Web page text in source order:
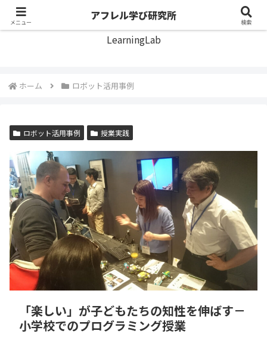
アフレル学び研究所
LearningLab
ホーム ロボット活用事例
ロボット活用事例 授業実践
「楽しい」が子どもたちの知性を伸ばす－
小学校でのプログラミング授業
メニュー
アフレル学び研究所
検索